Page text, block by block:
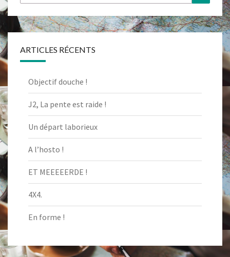
ARTICLES RÉCENTS
Objectif douche !
J2, La pente est raide !
Un départ laborieux
A l’hosto !
ET MEEEEERDE !
4X4.
En forme !